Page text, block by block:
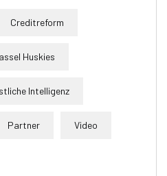
Creditreform
Huskies
Intelligenz
Partner Video